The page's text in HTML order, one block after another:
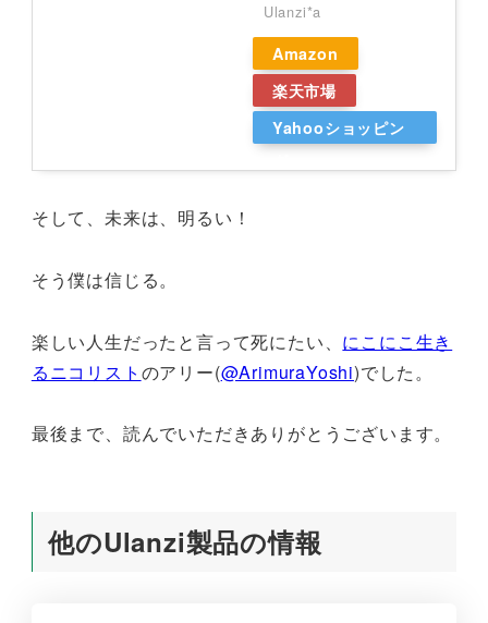
Ulanzi*a
Amazon
楽天市場
Yahooショッピン
そして、未来は、明るい！
そう僕は信じる。
楽しい人生だったと言って死にたい、 にこにこ生き
るニコリスト のアリー(@ArimuraYoshi)でした。
最後まで、読んでいただきありがとうございます。
他のUlanzi製品の情報